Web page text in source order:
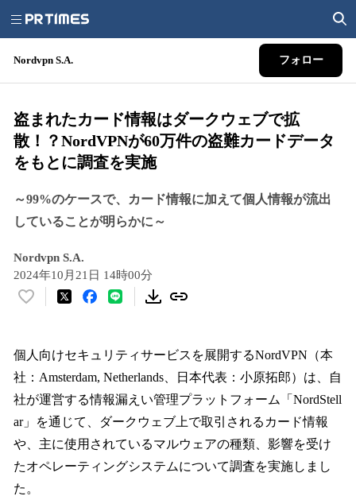
Nordvpn S.A. フォロー
盗まれたカード情報はダークウェブで拡
散！？NordVPNが60万件の盗難カードデータ
をもとに調査を実施
～99%のケースで、カード情報に加えて個人情報が流出
していることが明らかに～
Nordvpn S.A.
2024年10月21日 14時00分
い
！
を
読
み
み
中
個人向けセキュリティサービスを展開するNordVPN（本
社：Amsterdam, Netherlands、日本代表：小原拓郎）は、自
社が運営する情報漏えい管理プラットフォーム「NordStell
ar」を通じて、ダークウェブ上で取引されるカード情報
や、主に使用されているマルウェアの種類、影響を受け
たオペレーティングシステムについて調査を実施しまし
た。